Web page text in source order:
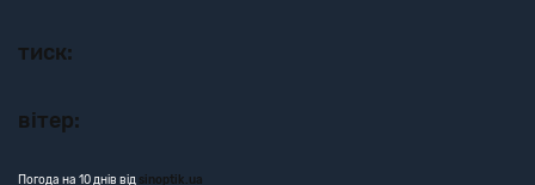
тиск:
вітер:
Погода на 10 днів від sinoptik.ua